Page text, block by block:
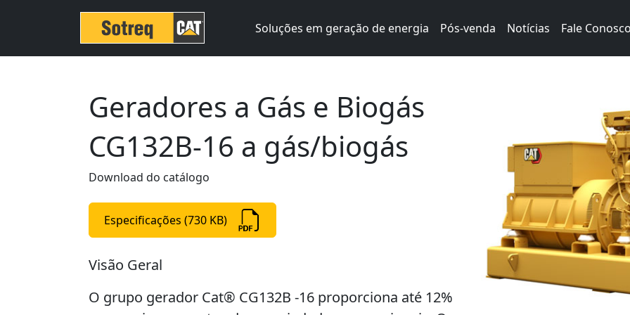
Soluções em geração de energia Pós-venda Notícias Fale
Geradores a Gás e Biogás
CG132B-16 a gás/biogás
Download do catálogo
Especificações (730 KB)
Visão Geral
O grupo gerador Cat® CG132B -16 proporciona até 12%